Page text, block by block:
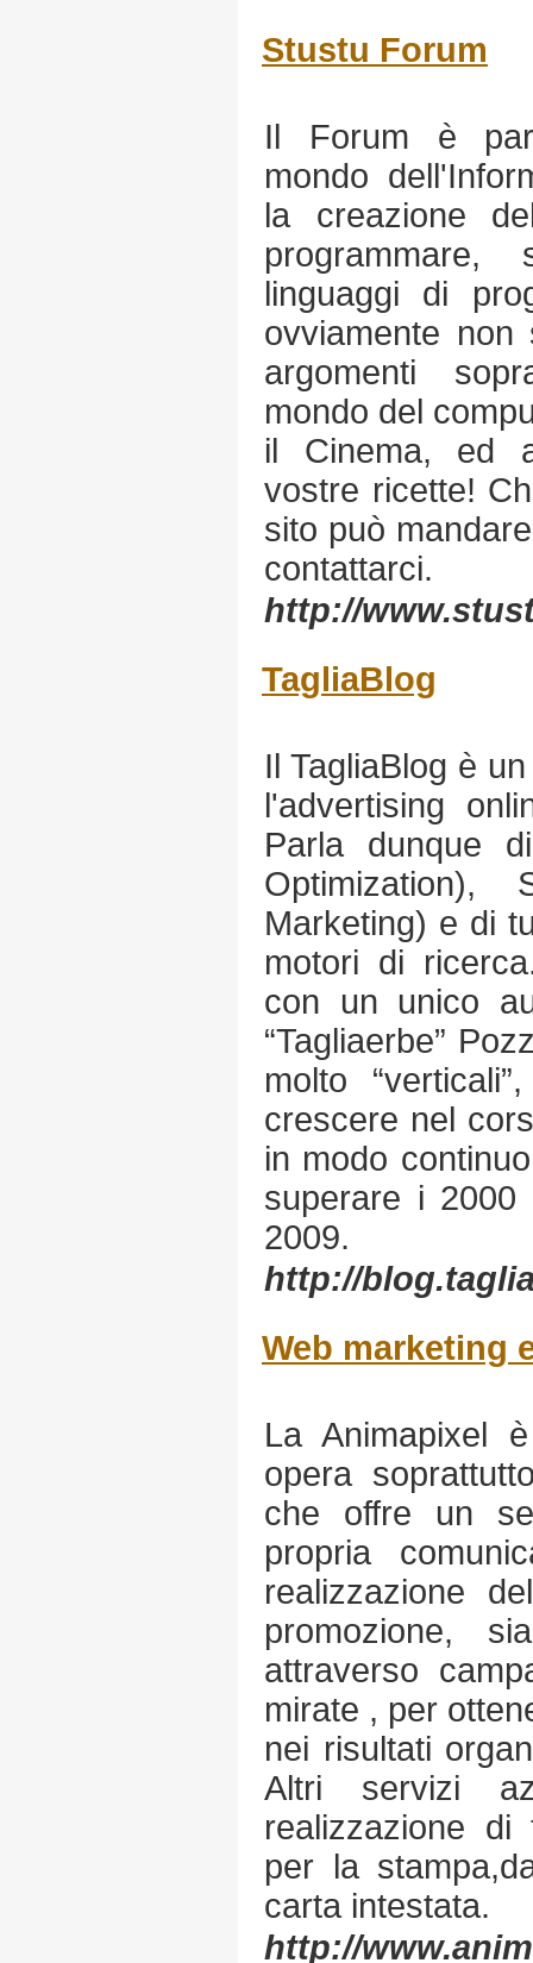
Stustu Forum
Il Forum è
mondo
la creazione
programmare,
linguaggi di
ovviamente
argomenti
mondo del
il Cinema, ed
vostre ricette!
sito può
contattarci.
http://
TagliaBlog
Il TagliaBlog è
l'advertising
Parla dunque
Optimization),
Marketing) e di
motori di
con un unico
“Tagliaerbe”
molto
crescere nel
in modo
superare i
2009.
http://
Web marketing
La Animapixel
opera
che offre un
propria
realizzazione
promozione,
attraverso
mirate , per
nei risultati
Altri servizi
realizzazione di
per la
carta intestata.
http://